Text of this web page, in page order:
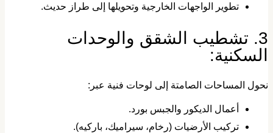
​تطوير الواجهات الخارجية وتحويلها إلى طراز حديث.
​3. تشطيب الشقق والوحدات
المساحات الصامتة إلى لوحات فنية عبر:
​أعمال الديكور والجبس بورد.
​تركيب الأرضيات (رخام، سيراميك، باركيه).